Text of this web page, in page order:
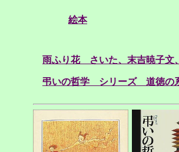
絵本
雨ふり花 さいた、末吉暁子文
弔いの哲学 シリーズ 道徳の